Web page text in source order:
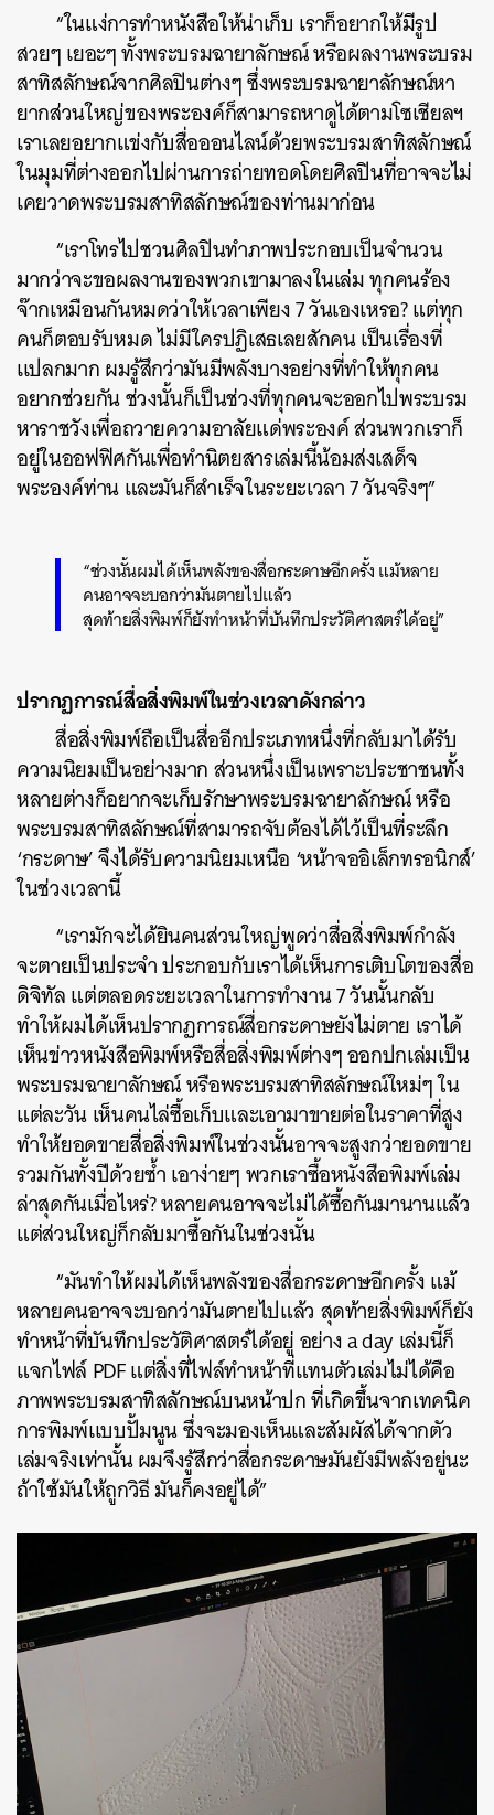
“ในแง่การทำหนังสือให้น่าเก็บ เราก็อยากให้มีรูป
สวยๆ เยอะๆ ทั้งพระบรมฉายาลักษณ์ หรือผลงานพระบรม
สาทิสลักษณ์จากศิลปินต่างๆ ซึ่งพระบรมฉายาลักษณ์หา
ยากส่วนใหญ่ของพระองค์ก็สามารถหาดูได้ตามโซเชียลฯ
เราเลยอยากแข่งกับสื่อออนไลน์ด้วยพระบรมสาทิสลักษณ์
ในมุมที่ต่างออกไปผ่านการถ่ายทอดโดยศิลปินที่อาจจะไม่
เคยวาดพระบรมสาทิสลักษณ์ของท่านมาก่อน
“เราโทรไปชวนศิลปินทำภาพประกอบเป็นจำนวน
มากว่าจะขอผลงานของพวกเขามาลงในเล่ม ทุกคนร้อง
จ๊ากเหมือนกันหมดว่าให้เวลาเพียง 7 วันเองเหรอ? แต่ทุก
คนก็ตอบรับหมด ไม่มีใครปฏิเสธเลยสักคน เป็นเรื่องที่
เเปลกมาก ผมรู้สึกว่ามันมีพลังบางอย่างที่ทำให้ทุกคน
อยากช่วยกัน ช่วงนั้นก็เป็นช่วงที่ทุกคนจะออกไปพระบรม
หาราชวังเพื่อถวายความอาลัยแด่พระองค์ ส่วนพวกเราก็
อยู่ในออฟฟิศกันเพื่อทำนิตยสารเล่มนี้น้อมส่งเสด็จ
พระองค์ท่าน และมันก็สำเร็จในระยะเวลา 7 วันจริงๆ”
“ช่วงนั้นผมได้เห็นพลังของสื่อกระดาษอีกครั้ง แม้หลาย
คนอาจจะบอกว่ามันตายไปแล้ว
สุดท้ายสิ่งพิมพ์ก็ยังทำหน้าที่บันทึกประวัติศาสตร์ได้อยู่”
ปรากฏการณ์สื่อสิ่งพิมพ์ในช่วงเวลาดังกล่าว
สื่อสิ่งพิมพ์ถือเป็นสื่ออีกประเภทหนึ่งที่กลับมาได้รับ
ความนิยมเป็นอย่างมาก ส่วนหนึ่งเป็นเพราะประชาชนทั้ง
หลายต่างก็อยากจะเก็บรักษาพระบรมฉายาลักษณ์ หรือ
พระบรมสาทิสลักษณ์ที่สามารถจับต้องได้ไว้เป็นที่ระลึก
‘กระดาษ’ จึงได้รับความนิยมเหนือ ‘หน้าจออิเล็กทรอนิกส์’
ในช่วงเวลานี้
“เรามักจะได้ยินคนส่วนใหญ่พูดว่าสื่อสิ่งพิมพ์กำลัง
จะตายเป็นประจำ ประกอบกับเราได้เห็นการเติบโตของสื่อ
ดิจิทัล แต่ตลอดระยะเวลาในการทำงาน 7 วันนั้นกลับ
ทำให้ผมได้เห็นปรากฏการณ์สื่อกระดาษยังไม่ตาย เราได้
เห็นข่าวหนังสือพิมพ์หรือสื่อสิ่งพิมพ์ต่างๆ ออกปกเล่มเป็น
พระบรมฉายาลักษณ์ หรือพระบรมสาทิสลักษณ์ใหม่ๆ ใน
แต่ละวัน เห็นคนไล่ซื้อเก็บและเอามาขายต่อในราคาที่สูง
ทำให้ยอดขายสื่อสิ่งพิมพ์ในช่วงนั้นอาจจะสูงกว่ายอดขาย
รวมกันทั้งปีด้วยซ้ำ เอาง่ายๆ พวกเราซื้อหนังสือพิมพ์เล่ม
ล่าสุดกันเมื่อไหร่? หลายคนอาจจะไม่ได้ซื้อกันมานานแล้ว
แต่ส่วนใหญ่ก็กลับมาซื้อกันในช่วงนั้น
“มันทำให้ผมได้เห็นพลังของสื่อกระดาษอีกครั้ง แม้
หลายคนอาจจะบอกว่ามันตายไปแล้ว สุดท้ายสิ่งพิมพ์ก็ยัง
ทำหน้าที่บันทึกประวัติศาสตร์ได้อยู่ อย่าง a day เล่มนี้ก็
แจกไฟล์ PDF แต่สิ่งที่ไฟล์ทำหน้าที่แทนตัวเล่มไม่ได้คือ
ภาพพระบรมสาทิสลักษณ์บนหน้าปก ที่เกิดขึ้นจากเทคนิค
การพิมพ์เเบบปั้มนูน ซึ่งจะมองเห็นและสัมผัสได้จากตัว
เล่มจริงเท่านั้น ผมจึงรู้สึกว่าสื่อกระดาษมันยังมีพลังอยู่นะ
ถ้าใช้มันให้ถูกวิธี มันก็คงอยู่ได้”